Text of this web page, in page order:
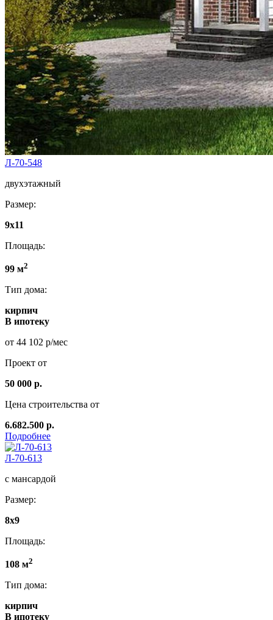
Л-70-548
двухэтажный
Размер:
9х11
Площадь:
99 м2
Тип дома:
кирпич
В ипотеку
от 44 102 р/мес
Проект от
50 000 р.
Цена строительства от
6.682.500 р.
Подробнее
Л-70-613
с мансардой
Размер:
8x9
Площадь:
108 м2
Тип дома:
кирпич
В ипотеку